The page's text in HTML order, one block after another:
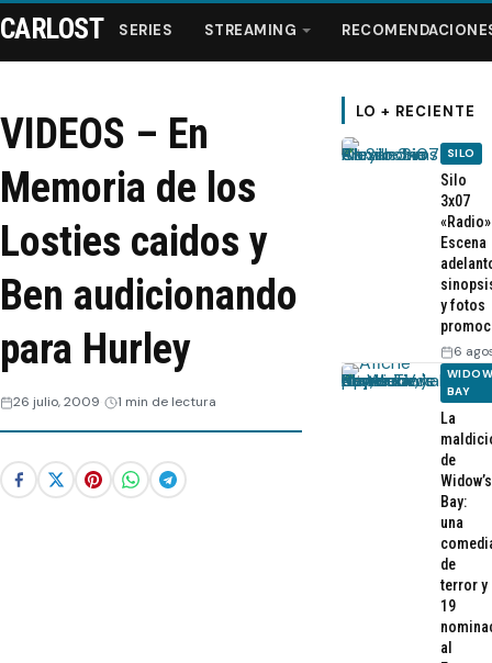
Series
Streaming
Recomendaciones
Videos
Webisodios
CARLOST SERIES STREAMING
VIDEOS – En
Memoria de los
Losties caidos y
Ben audicionando
para Hurley
26 julio, 2009 1 min de lectura
LO + RECIENTE
SILO
Silo
3x07
Escena
y fotos
6
BAY
La
de
Widow’s
Bay:
una
de
terror y
19
al